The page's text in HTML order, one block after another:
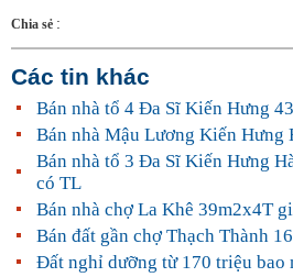
Chia sẻ :
Các tin khác
Bán nhà tổ 4 Đa Sĩ Kiến Hưng
Bán nhà Mậu Lương Kiến
Bán nhà tổ 3 Đa Sĩ Kiến Hưng
có TL
Bán nhà chợ La Khê 39m2x4T
Bán đất gần chợ Thạch Thành
Đất nghỉ dưỡng từ 170 triệu bao